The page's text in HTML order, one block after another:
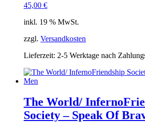
45,00 €
inkl. 19 % MwSt.
zzgl. Versandkosten
Lieferzeit: 2-5 Werktage nach
The World/
Society – Speak Of